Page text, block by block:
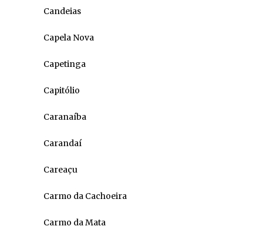
Candeias
Capela Nova
Capetinga
Capitólio
Caranaíba
Carandaí
Careaçu
Carmo da Cachoeira
Carmo da Mata